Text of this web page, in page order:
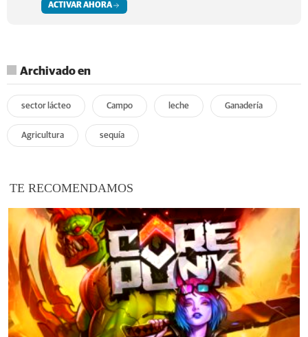
ACTIVAR AHORA
Archivado en
sector lácteo Campo leche Ganadería
Agricultura sequía
TE RECOMENDAMOS